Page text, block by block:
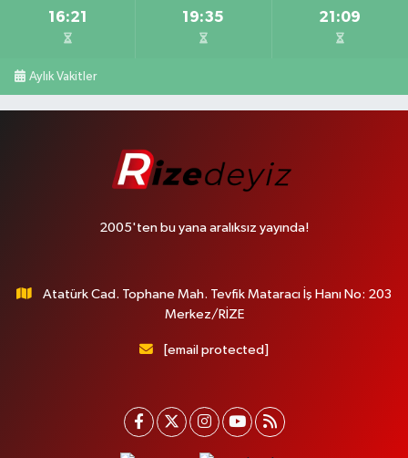
16:21 19:35 21:09
Aylık Vakitler
2005'ten bu yana aralıksız yayında!
Atatürk Cad. Tophane Mah. Tevfik Mataracı İş Hanı No: 203
Merkez/RİZE
[email protected]